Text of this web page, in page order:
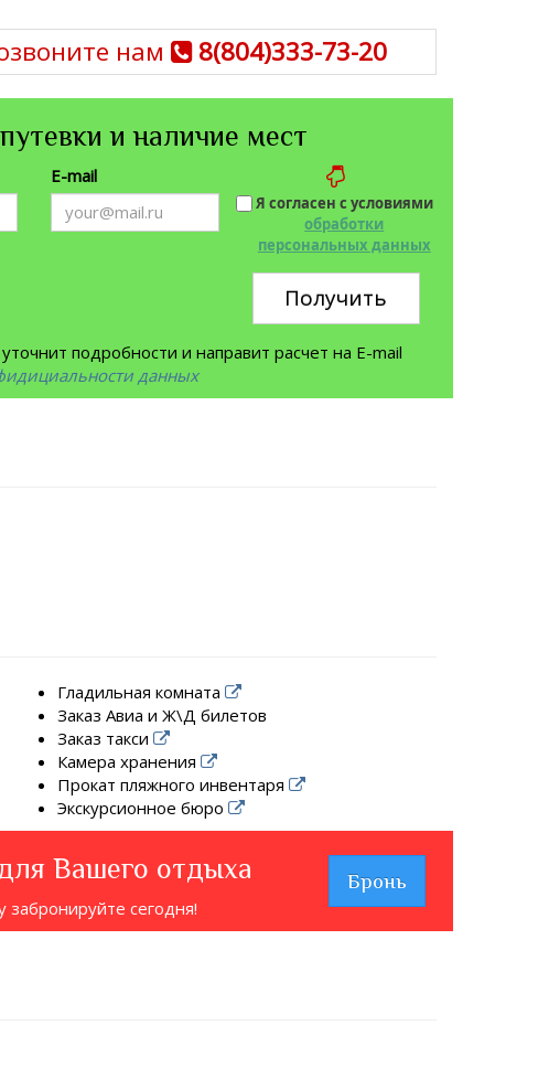
нам 8(804)333-73-20
и наличие мест
E-mail
Я согласен с условиями
обработки
персональных данных
Получить
подробности и направит расчет на E-mail
данных
Гладильная комната
Заказ Авиа и Ж\Д билетов
Заказ такси
Камера хранения
Прокат пляжного инвентаря
Экскурсионное бюро
Вашего отдыха
сегодня!
Бронь